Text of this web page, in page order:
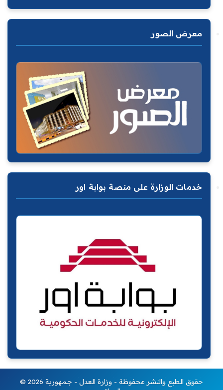
معرض الصور
خدمات الوزارة على منصة بوابة اور
© 2026 حقوق الطبع والنشر محفوظة - وزارة العدل - جمهورية